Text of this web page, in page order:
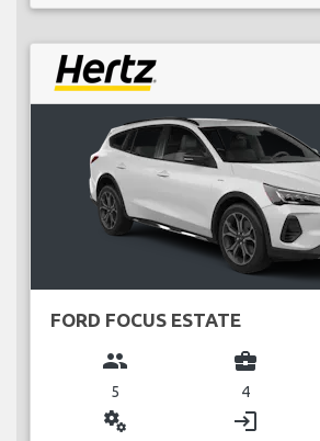
FORD FOCUS ESTATE
group
5
business_center
4
miscellaneous_services login